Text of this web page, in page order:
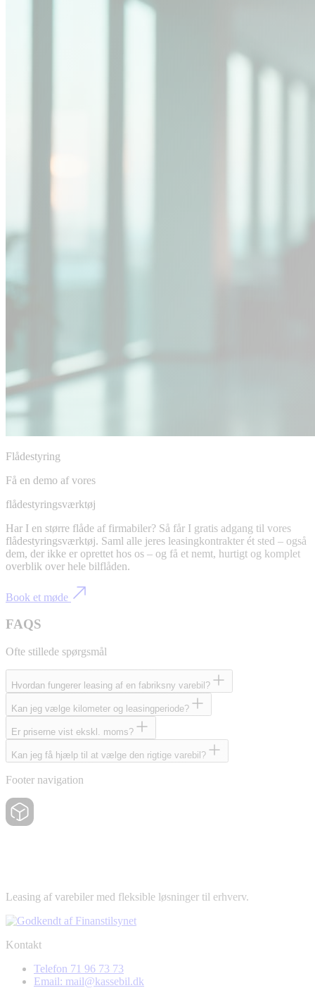
Flådestyring
Få en demo af vores
flådestyringsværktøj
Har I en større flåde af firmabiler? Så får I gratis adgang til vores
flådestyringsværktøj. Saml alle jeres leasingkontrakter ét sted – også
dem, der ikke er oprettet hos os – og få et nemt, hurtigt og komplet
overblik over hele bilflåden.
Book et møde
FAQS
Ofte stillede spørgsmål
Hvordan fungerer leasing af en fabriksny varebil?
Kan jeg vælge kilometer og leasingperiode?
Er priserne vist ekskl. moms?
Kan jeg få hjælp til at vælge den rigtige varebil?
Footer navigation
Leasing af varebiler med fleksible løsninger til erhverv.
Kontakt
Telefon 71 96 73 73
Email: mail@kassebil.dk